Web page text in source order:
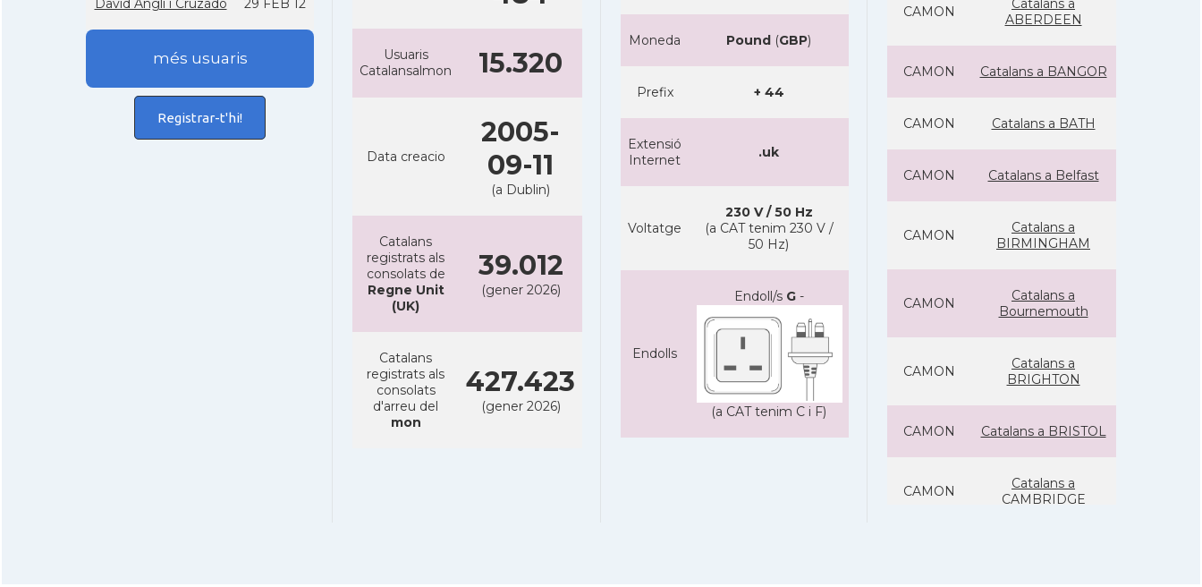
David Anglí­ i Cruzado 29 FEB 12
més usuaris
Registrar-t'hi!
Usuaris
Catalansalmon
15.320
Data creacio
2005-
09-11
(a Dublin)
Catalans
registrats als
consolats de
Regne Unit
(UK)
39.012
(gener 2026)
Catalans
registrats als
consolats
d'arreu del
mon
427.423
(gener 2026)
Moneda Pound (GBP)
Prefix + 44
Extensió
Internet
.uk
Voltatge
230 V / 50 Hz
(a CAT tenim 230 V /
50 Hz)
Endolls
Endoll/s G-
(a CAT tenim C i F)
CAMON
Catalans a
ABERDEEN
CAMON Catalans a BANGOR
CAMON Catalans a BATH
CAMON Catalans a Belfast
CAMON
Catalans a
BIRMINGHAM
CAMON
Catalans a
Bournemouth
CAMON
Catalans a
BRIGHTON
CAMON Catalans a BRISTOL
CAMON
Catalans a
CAMBRIDGE